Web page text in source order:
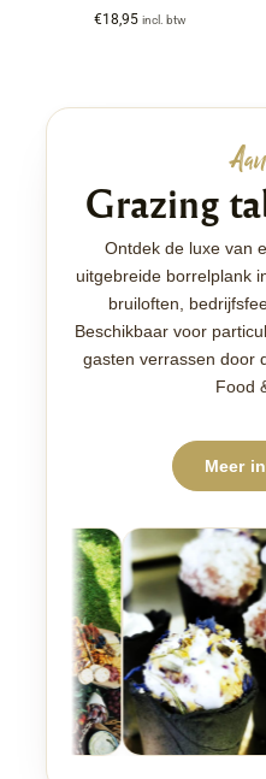
€18,95 incl. btw
Grazing
Ontdek de luxe van
uitgebreide borrelplank
bruiloften,
Beschikbaar voor
gasten verrassen door
Food
Meer